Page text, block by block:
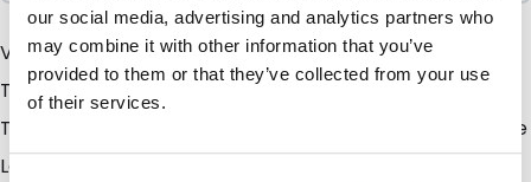
our social media, advertising and analytics partners who
may combine it with other information that you’ve
provided to them or that they’ve collected from your use
of their services.
Viele biologische Stoffe müssen bei einer bestimmten
Temperatur gelagert oder transportiert werden. Die
Tempshell- Elemente oder Frames bieten eine flexible
Lösung. Die Tempshell Elemente oder Frames können